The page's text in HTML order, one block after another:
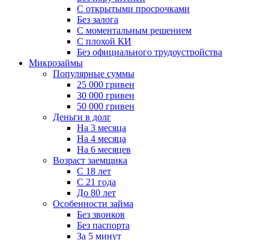
С открытыми просрочками
Без залога
С моментальным решением
С плохой КИ
Без официального трудоустройства
Микрозаймы
Популярные суммы
25 000 гривен
30 000 гривен
50 000 гривен
Деньги в долг
На 3 месяца
На 4 месяца
На 6 месяцев
Возраст заемщика
С 18 лет
С 21 года
До 80 лет
Особенности займа
Без звонков
Без паспорта
За 5 минут